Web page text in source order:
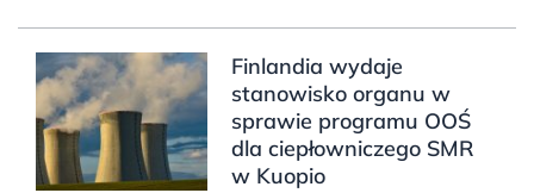
Finlandia wydaje
stanowisko organu w
sprawie programu OOŚ
dla ciepłowniczego SMR
w Kuopio